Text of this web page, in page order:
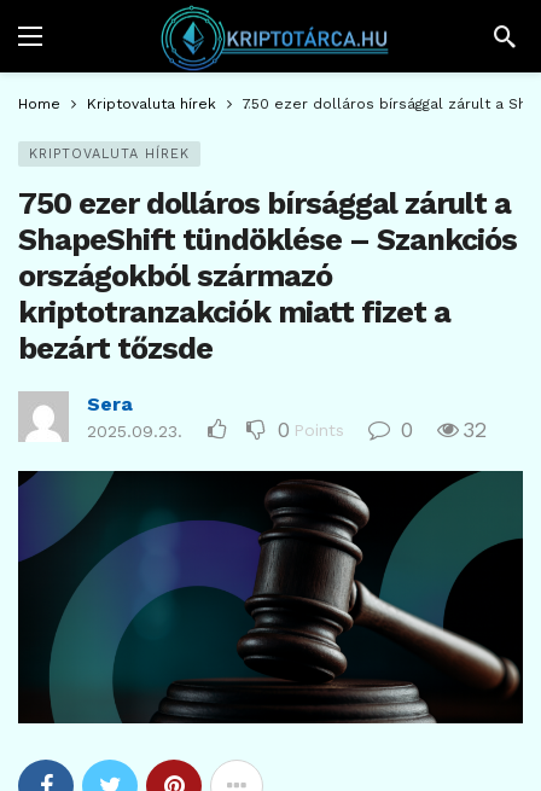
Home Kriptovaluta hírek 750 ezer dolláros bírsággal zárult a
KRIPTOVALUTA HÍREK
750 ezer dolláros bírsággal zárult a
ShapeShift tündöklése – Szankciós
országokból származó
kriptotranzakciók miatt fizet a
bezárt tőzsde
Sera
2025.09.23. 0 Points 0 32